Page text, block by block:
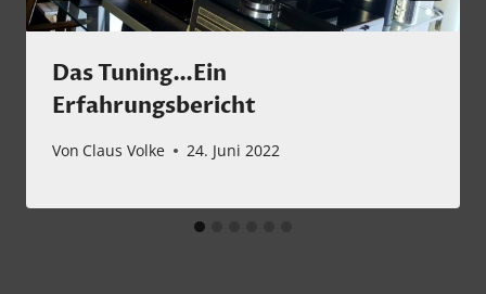
Das Tuning…Ein
Erfahrungsbericht
Von Claus Volke 24. Juni 2022